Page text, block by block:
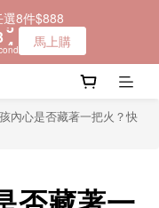
出／
3
2
1
0
出／
內心是否藏著一把火？快